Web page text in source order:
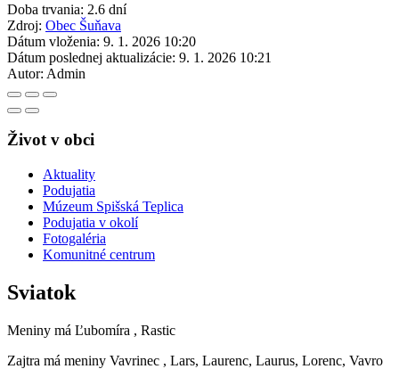
Doba trvania: 2.6 dní
Zdroj: Obec Šuňava
Dátum vloženia: 9. 1. 2026 10:20
Dátum poslednej aktualizácie: 9. 1. 2026 10:21
Autor: Admin
Život v obci
Aktuality
Podujatia
Múzeum Spišská Teplica
Podujatia v okolí
Fotogaléria
Komunitné centrum
Sviatok
Meniny má Ľubomíra , Rastic
Zajtra má meniny Vavrinec , Lars, Laurenc, Laurus, Lorenc, Vavro